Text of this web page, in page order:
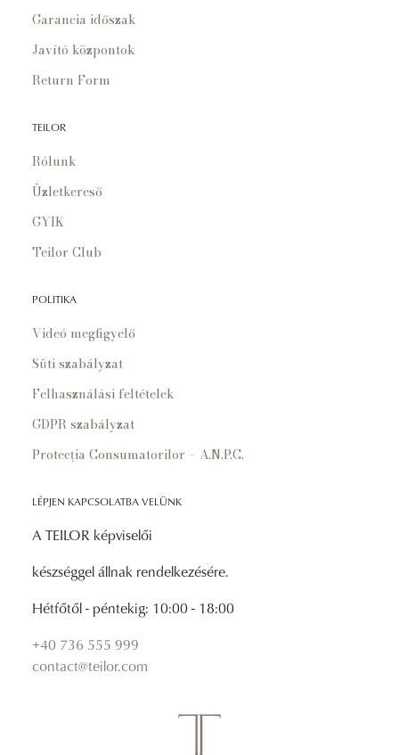
Garancia időszak
Javító központok
Return Form
TEILOR
Rólunk
Üzletkereső
GYIK
Teilor Club
POLITIKA
Videó megfigyelő
Süti szabályzat
Felhasználási feltételek
GDPR szabályzat
Protecția Consumatorilor – A.N.P.C.
LÉPJEN KAPCSOLATBA VELÜNK
A TEILOR képviselői
készséggel állnak rendelkezésére.
Hétfőtől - péntekig: 10:00 - 18:00
+40 736 555 999
contact@teilor.com